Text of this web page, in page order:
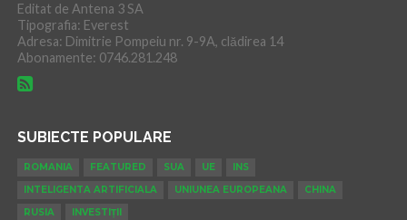
Editat de Antena 3 SA
Tipografia: Everest
Adresa: Dimitrie Pompeiu nr. 9-9A, clădirea 14
Abonamente: 0746.281.248
SUBIECTE POPULARE
ROMANIA FEATURED SUA UE
INS
INTELIGENTA ARTIFICIALA
UNIUNEA EUROPEANA
CHINA
RUSIA
INVESTIȚII